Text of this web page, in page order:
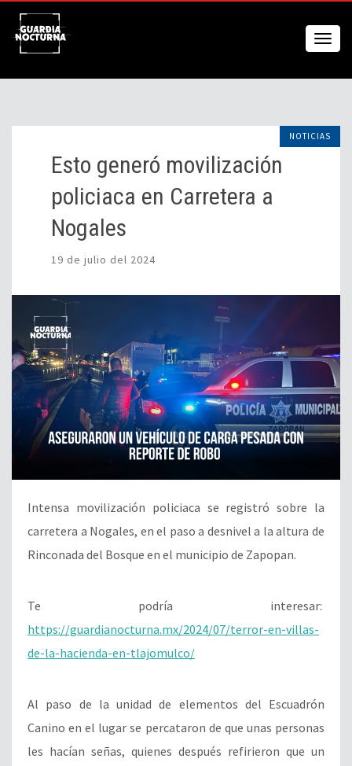
NOTICIAS
Esto generó movilización
policiaca en Carretera a
Nogales
19 de julio del 2024
Intensa movilización policiaca se registró sobre la
carretera a Nogales, en el paso a desnivel a la altura de
Rinconada del Bosque en el municipio de Zapopan.
Te podría interesar:
https://guardianocturna.mx/2024/07/terror-en-villas-
de-la-hacienda-en-tlajomulco/
Al paso de la unidad de elementos del Escuadrón
Canino en el lugar se percataron de que unas personas
les hacían señas, quienes después refirieron que un